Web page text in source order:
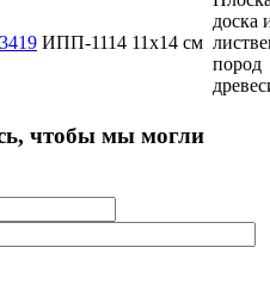
ИПП-1114 11х14 см
доска
пород
чтобы мы могли